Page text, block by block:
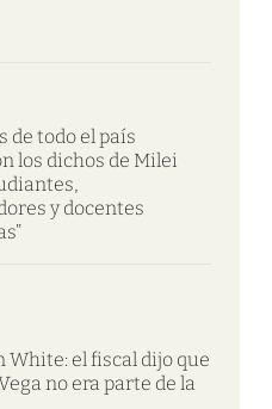
de todo el país
los dichos de Milei
y docentes
White: el fiscal dijo que
no era parte de la